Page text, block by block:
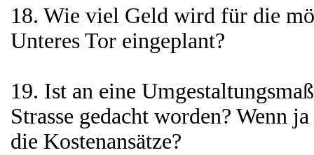
18. Wie viel Geld wird für die
Unteres Tor eingeplant?
19. Ist an eine
Strasse gedacht worden? Wenn
die Kostenansätze?